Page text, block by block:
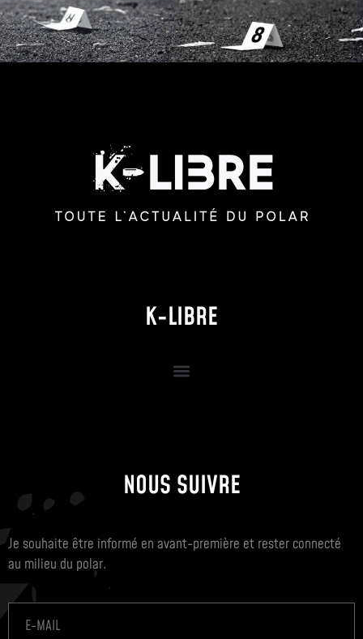
K-LIBRE
NOUS SUIVRE
Je souhaite être informé en avant-première et rester connecté
au milieu du polar.